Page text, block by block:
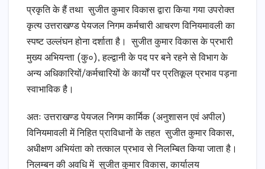
प्रकृति के हैं तथा सुजीत कुमार विकास द्वारा किया गया उपरोक्त
कृत्य उत्तराखण्ड पेयजल निगम कर्मचारी आचरण विनियमावली का
स्पष्ट उल्लंघन होना दर्शाता है। सुजीत कुमार विकास के प्रभारी
मुख्य अभियन्ता (कु०), हल्द्वानी के पद पर बने रहने से विभाग के
अन्य अधिकारियों/कर्मचारियों के कार्यों पर प्रतिकूल प्रभाव पड़ना
स्वाभाविक है।
अतः उत्तराखण्ड पेयजल निगम कार्मिक (अनुशासन एवं अपील)
विनियमावली में निहित प्राविधानों के तहत सुजीत कुमार विकास,
अधीक्षण अभियंता को तत्काल प्रभाव से निलम्बित किया जाता है।
निलम्बन की अवधि में सुजीत कुमार विकास, कार्यालय